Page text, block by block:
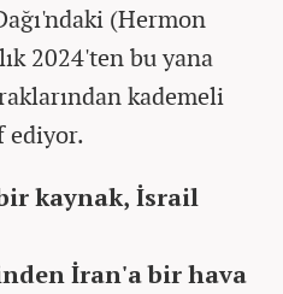
(Hermon
2024'ten bu yana
kademeli
ediyor.
kaynak, İsrail
İran'a bir hava